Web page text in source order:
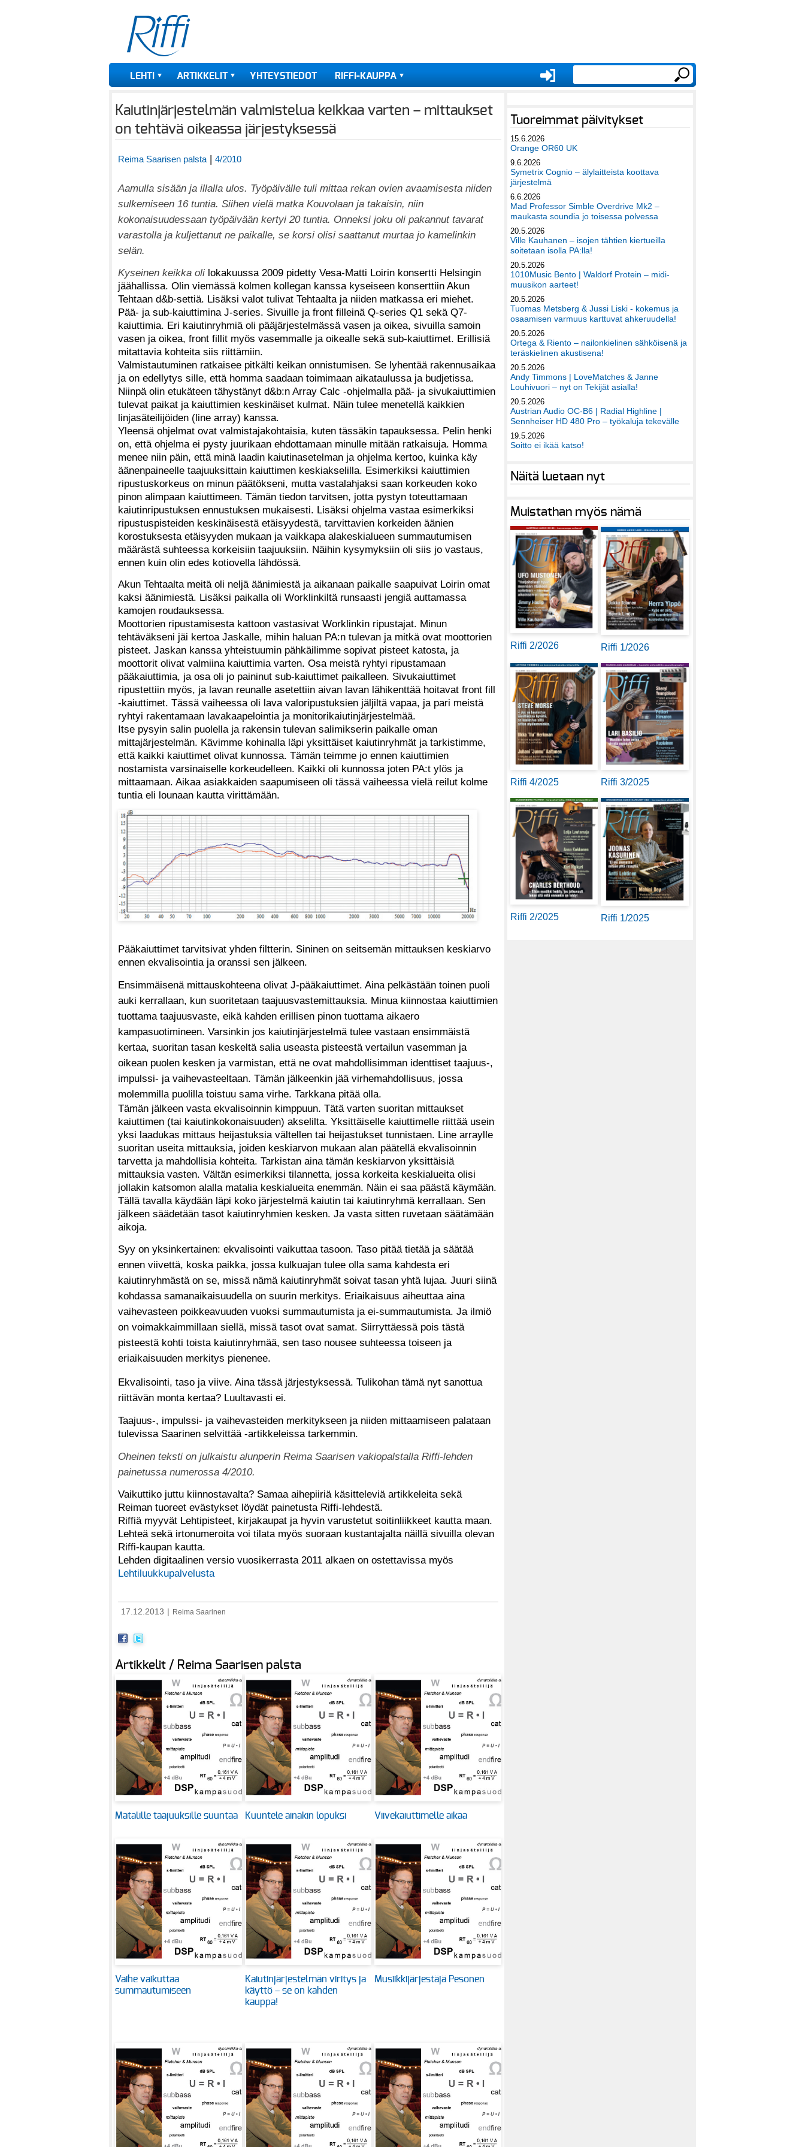
LEHTI ARTIKKELIT YHTEYSTIEDOT RIFFI-KAUPPA
Kaiutinjärjestelmän valmistelua keikkaa varten – mittaukset
on tehtävä oikeassa järjestyksessä
Reima Saarisen palsta| 4/2010
Aamulla sisään ja illalla ulos. Työpäivälle tuli mittaa rekan ovien avaamisesta niiden
sulkemiseen 16 tuntia. Siihen vielä matka Kouvolaan ja takaisin, niin
kokonaisuudessaan työpäivään kertyi 20 tuntia. Onneksi joku oli pakannut tavarat
varastolla ja kuljettanut ne paikalle, se korsi olisi saattanut murtaa jo kamelinkin
selän.
Kyseinen keikka oli lokakuussa 2009 pidetty Vesa-Matti Loirin konsertti Helsingin
jäähallissa. Olin viemässä kolmen kollegan kanssa kyseiseen konserttiin Akun
Tehtaan d&b-settiä. Lisäksi valot tulivat Tehtaalta ja niiden matkassa eri miehet.
Pää- ja sub-kaiuttimina J-series. Sivuille ja front filleinä Q-series Q1 sekä Q7-
kaiuttimia. Eri kaiutinryhmiä oli pääjärjestelmässä vasen ja oikea, sivuilla samoin
vasen ja oikea, front fillit myös vasemmalle ja oikealle sekä sub-kaiuttimet. Erillisiä
mitattavia kohteita siis riittämiin.
Valmistautuminen ratkaisee pitkälti keikan onnistumisen. Se lyhentää rakennusaikaa
ja on edellytys sille, että homma saadaan toimimaan aikataulussa ja budjetissa.
Niinpä olin etukäteen tähystänyt d&b:n Array Calc -ohjelmalla pää- ja sivukaiuttimien
tulevat paikat ja kaiuttimien keskinäiset kulmat. Näin tulee menetellä kaikkien
linjasäteilijöiden (line array) kanssa.
Yleensä ohjelmat ovat valmistajakohtaisia, kuten tässäkin tapauksessa. Pelin henki
on, että ohjelma ei pysty juurikaan ehdottamaan minulle mitään ratkaisuja. Homma
menee niin päin, että minä laadin kaiutinasetelman ja ohjelma kertoo, kuinka käy
äänenpaineelle taajuuksittain kaiuttimen keskiakselilla. Esimerkiksi kaiuttimien
ripustuskorkeus on minun päätökseni, mutta vastalahjaksi saan korkeuden koko
pinon alimpaan kaiuttimeen. Tämän tiedon tarvitsen, jotta pystyn toteuttamaan
kaiutinripustuksen ennustuksen mukaisesti. Lisäksi ohjelma vastaa esimerkiksi
ripustuspisteiden keskinäisestä etäisyydestä, tarvittavien korkeiden äänien
korostuksesta etäisyyden mukaan ja vaikkapa alakeskialueen summautumisen
määrästä suhteessa korkeisiin taajuuksiin. Näihin kysymyksiin oli siis jo vastaus,
ennen kuin olin edes kotiovella lähdössä.
Akun Tehtaalta meitä oli neljä äänimiestä ja aikanaan paikalle saapuivat Loirin omat
kaksi äänimiestä. Lisäksi paikalla oli Worklinkiltä runsaasti jengiä auttamassa
kamojen roudauksessa.
Moottorien ripustamisesta kattoon vastasivat Worklinkin ripustajat. Minun
tehtäväkseni jäi kertoa Jaskalle, mihin haluan PA:n tulevan ja mitkä ovat moottorien
pisteet. Jaskan kanssa yhteistuumin pähkäilimme sopivat pisteet katosta, ja
moottorit olivat valmiina kaiuttimia varten. Osa meistä ryhtyi ripustamaan
pääkaiuttimia, ja osa oli jo paininut sub-kaiuttimet paikalleen. Sivukaiuttimet
ripustettiin myös, ja lavan reunalle asetettiin aivan lavan lähikenttää hoitavat front fill
-kaiuttimet. Tässä vaiheessa oli lava valoripustuksien jäljiltä vapaa, ja pari meistä
ryhtyi rakentamaan lavakaapelointia ja monitorikaiutinjärjestelmää.
Itse pysyin salin puolella ja rakensin tulevan salimikserin paikalle oman
mittajärjestelmän. Kävimme kohinalla läpi yksittäiset kaiutinryhmät ja tarkistimme,
että kaikki kaiuttimet olivat kunnossa. Tämän teimme jo ennen kaiuttimien
nostamista varsinaiselle korkeudelleen. Kaikki oli kunnossa joten PA:t ylös ja
mittaamaan. Aikaa asiakkaiden saapumiseen oli tässä vaiheessa vielä reilut kolme
tuntia eli lounaan kautta virittämään.
Pääkaiuttimet tarvitsivat yhden filtterin. Sininen on seitsemän mittauksen keskiarvo
ennen ekvalisointia ja oranssi sen jälkeen.
Ensimmäisenä mittauskohteena olivat J-pääkaiuttimet. Aina pelkästään toinen puoli
auki kerrallaan, kun suoritetaan taajuusvastemittauksia. Minua kiinnostaa kaiuttimien
tuottama taajuusvaste, eikä kahden erillisen pinon tuottama aikaero
kampasuotimineen. Varsinkin jos kaiutinjärjestelmä tulee vastaan ensimmäistä
kertaa, suoritan tasan keskeltä salia useasta pisteestä vertailun vasemman ja
oikean puolen kesken ja varmistan, että ne ovat mahdollisimman identtiset taajuus-,
impulssi- ja vaihevasteeltaan. Tämän jälkeenkin jää virhemahdollisuus, jossa
molemmilla puolilla toistuu sama virhe. Tarkkana pitää olla.
Tämän jälkeen vasta ekvalisoinnin kimppuun. Tätä varten suoritan mittaukset
kaiuttimen (tai kaiutinkokonaisuuden) akselilta. Yksittäiselle kaiuttimelle riittää usein
yksi laadukas mittaus heijastuksia vältellen tai heijastukset tunnistaen. Line arraylle
suoritan useita mittauksia, joiden keskiarvon mukaan alan päätellä ekvalisoinnin
tarvetta ja mahdollisia kohteita. Tarkistan aina tämän keskiarvon yksittäisiä
mittauksia vasten. Vältän esimerkiksi tilannetta, jossa korkeita keskialueita olisi
jollakin katsomon alalla matalia keskialueita enemmän. Näin ei saa päästä käymään.
Tällä tavalla käydään läpi koko järjestelmä kaiutin tai kaiutinryhmä kerrallaan. Sen
jälkeen säädetään tasot kaiutinryhmien kesken. Ja vasta sitten ruvetaan säätämään
aikoja.
Syy on yksinkertainen: ekvalisointi vaikuttaa tasoon. Taso pitää tietää ja säätää
ennen viivettä, koska paikka, jossa kulkuajan tulee olla sama kahdesta eri
kaiutinryhmästä on se, missä nämä kaiutinryhmät soivat tasan yhtä lujaa. Juuri siinä
kohdassa samanaikaisuudella on suurin merkitys. Eriaikaisuus aiheuttaa aina
vaihevasteen poikkeavuuden vuoksi summautumista ja ei-summautumista. Ja ilmiö
on voimakkaimmillaan siellä, missä tasot ovat samat. Siirryttäessä pois tästä
pisteestä kohti toista kaiutinryhmää, sen taso nousee suhteessa toiseen ja
eriaikaisuuden merkitys pienenee.
Ekvalisointi, taso ja viive. Aina tässä järjestyksessä. Tulikohan tämä nyt sanottua
riittävän monta kertaa? Luultavasti ei.
Taajuus-, impulssi- ja vaihevasteiden merkitykseen ja niiden mittaamiseen palataan
tulevissa Saarinen selvittää -artikkeleissa tarkemmin.
Oheinen teksti on julkaistu alunperin Reima Saarisen vakiopalstalla Riffi-lehden
painetussa numerossa 4/2010.
Vaikuttiko juttu kiinnostavalta? Samaa aihepiiriä käsitteleviä artikkeleita sekä
Reiman tuoreet evästykset löydät painetusta Riffi-lehdestä.
Riffiä myyvät Lehtipisteet, kirjakaupat ja hyvin varustetut soitinliikkeet kautta maan.
Lehteä sekä irtonumeroita voi tilata myös suoraan kustantajalta näillä sivuilla olevan
Riffi-kaupan kautta.
Lehden digitaalinen versio vuosikerrasta 2011 alkaen on ostettavissa myös
Lehtiluukkupalvelusta
17.12.2013 Reima Saarinen
Artikkelit / Reima Saarisen palsta
Matalille taajuuksille suuntaa Kuuntele ainakin lopuksi Viivekaiuttimelle aikaa
Vaihe vaikuttaa
summautumiseen
Kaiutinjärjestelmän viritys ja
käyttö – se on kahden
kauppa!
Musiikkijärjestäjä Pesonen
Tuoreimmat päivitykset
15.6.2026
Orange OR60 UK
9.6.2026
Symetrix Cognio – älylaitteista koottava
järjestelmä
6.6.2026
Mad Professor Simble Overdrive Mk2 –
maukasta soundia jo toisessa polvessa
20.5.2026
Ville Kauhanen – isojen tähtien kiertueilla
soitetaan isolla PA:lla!
20.5.2026
1010Music Bento | Waldorf Protein – midi-
muusikon aarteet!
20.5.2026
Tuomas Metsberg & Jussi Liski - kokemus ja
osaamisen varmuus karttuvat ahkeruudella!
20.5.2026
Ortega & Riento – nailonkielinen sähköisenä ja
teräskielinen akustisena!
20.5.2026
Andy Timmons | LoveMatches & Janne
Louhivuori – nyt on Tekijät asialla!
20.5.2026
Austrian Audio OC-B6 | Radial Highline |
Sennheiser HD 480 Pro – työkaluja tekevälle
19.5.2026
Soitto ei ikää katso!
Näitä luetaan nyt
Muistathan myös nämä
Riffi 2/2026 Riffi 1/2026
Riffi 4/2025 Riffi 3/2025
Riffi 2/2025 Riffi 1/2025